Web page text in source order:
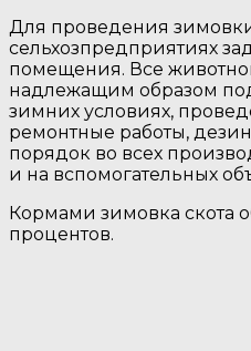
Для проведения
сельхозпредприятиях
помещения. Все
надлежащим образом
зимних условиях,
ремонтные работы,
порядок во всех
и на вспомогательных
Кормами зимовка скота
процентов.